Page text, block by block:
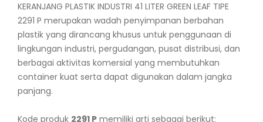
KERANJANG PLASTIK INDUSTRI 41 LITER GREEN LEAF TIPE
2291 P merupakan wadah penyimpanan berbahan
plastik yang dirancang khusus untuk penggunaan di
lingkungan industri, pergudangan, pusat distribusi, dan
berbagai aktivitas komersial yang membutuhkan
container kuat serta dapat digunakan dalam jangka
panjang.
Kode produk 2291 P memiliki arti sebagai berikut: